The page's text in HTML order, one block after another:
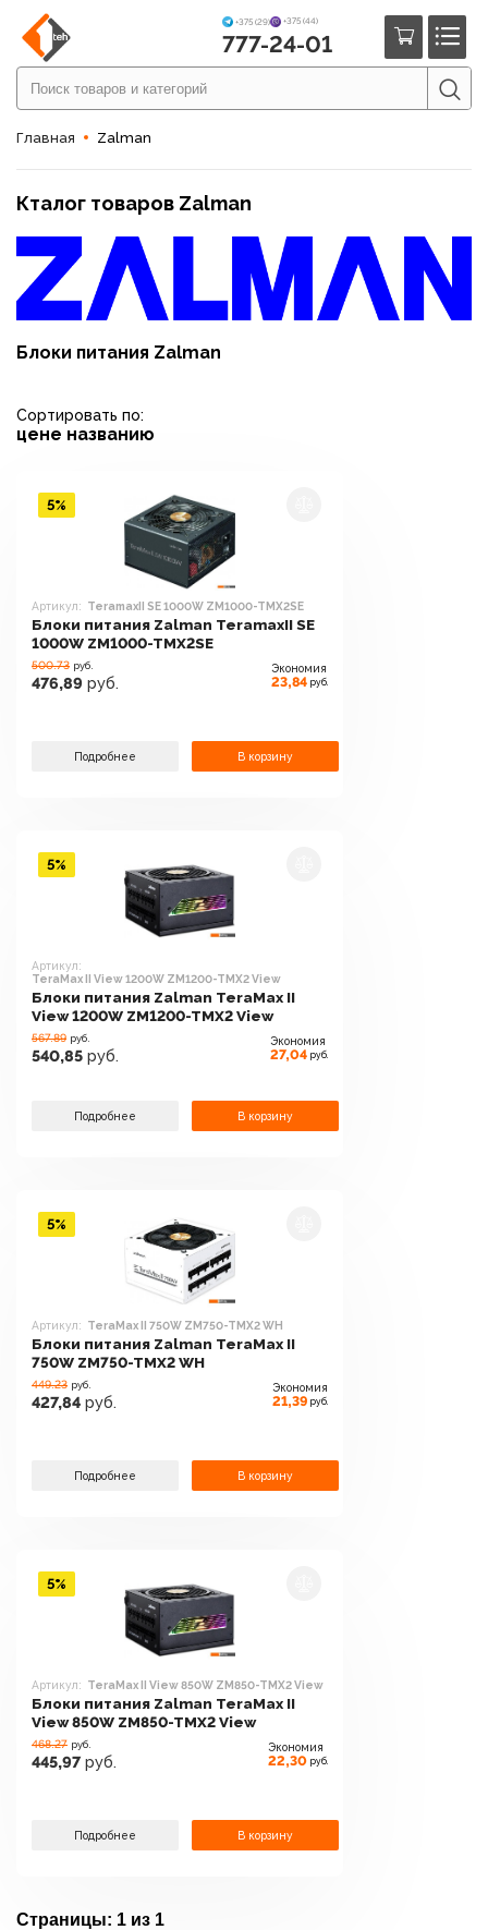
+375 (29) +375 (44)
777-24-01
Главная Zalman
Кталог товаров Zalman
Блоки питания Zalman
Сортировать по:
цене названию
Артикул: TeramaxII SE 1000W ZM1000-TMX2SE
Блоки питания Zalman TeramaxII SE
1000W ZM1000-TMX2SE
500.73 руб.
476,89 руб.
Экономия
23,84 руб.
Подробнее В корзину
5%
Артикул:
TeraMax II View 1200W ZM1200-TMX2 View
Блоки питания Zalman TeraMax II
View 1200W ZM1200-TMX2 View
567.89 руб.
540,85 руб.
Экономия
27,04 руб.
Подробнее В корзину
5%
Артикул: TeraMax II 750W ZM750-TMX2 WH
Блоки питания Zalman TeraMax II
750W ZM750-TMX2 WH
449.23 руб.
427,84 руб.
Экономия
21,39 руб.
Подробнее В корзину
5%
Артикул: TeraMax II View 850W ZM850-TMX2 View
Блоки питания Zalman TeraMax II
View 850W ZM850-TMX2 View
468.27 руб.
445,97 руб.
Экономия
22,30 руб.
Подробнее В корзину
5%
Страницы: 1 из 1